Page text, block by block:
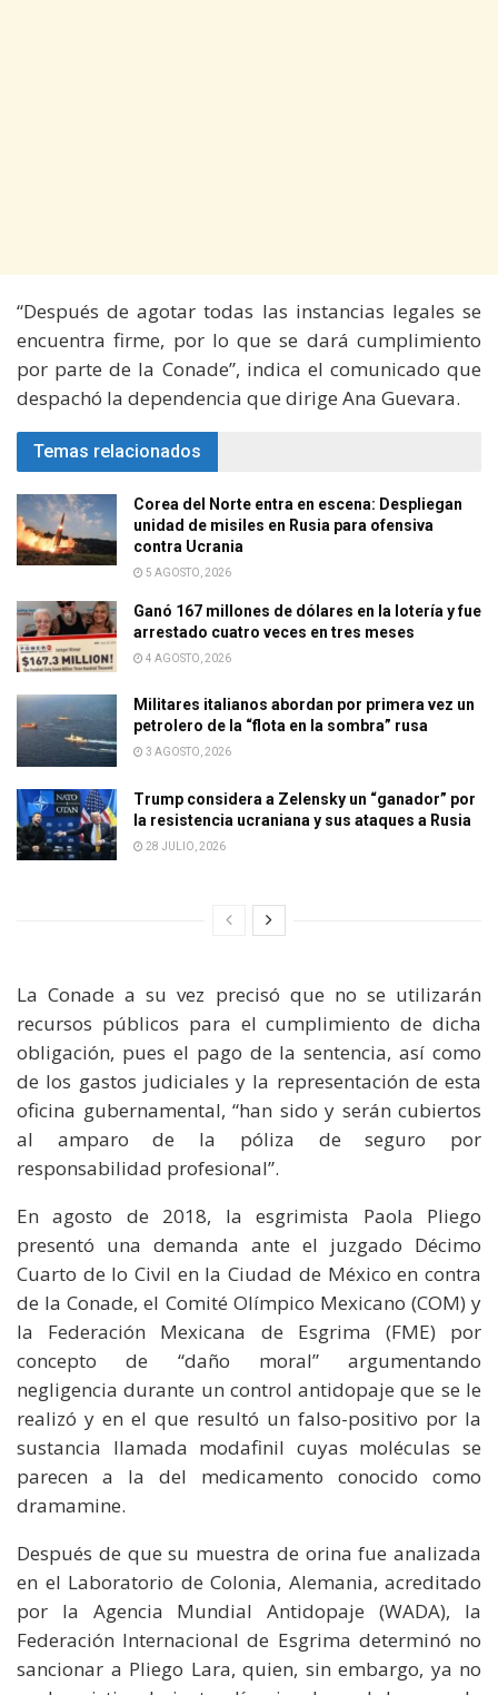
“Después de agotar todas las instancias legales se
encuentra firme, por lo que se dará cumplimiento
por parte de la Conade”, indica el comunicado que
despachó la dependencia que dirige Ana Guevara.
Temas relacionados
Corea del Norte entra en escena: Despliegan
unidad de misiles en Rusia para ofensiva
contra Ucrania
5 AGOSTO, 2026
Ganó 167 millones de dólares en la lotería y fue
arrestado cuatro veces en tres meses
4 AGOSTO, 2026
Militares italianos abordan por primera vez un
petrolero de la “flota en la sombra” rusa
3 AGOSTO, 2026
Trump considera a Zelensky un “ganador” por
la resistencia ucraniana y sus ataques a Rusia
28 JULIO, 2026
La Conade a su vez precisó que no se utilizarán
recursos públicos para el cumplimiento de dicha
obligación, pues el pago de la sentencia, así como
de los gastos judiciales y la representación de esta
oficina gubernamental, “han sido y serán cubiertos
al amparo de la póliza de seguro por
responsabilidad profesional”.
En agosto de 2018, la esgrimista Paola Pliego
presentó una demanda ante el juzgado Décimo
Cuarto de lo Civil en la Ciudad de México en contra
de la Conade, el Comité Olímpico Mexicano (COM) y
la Federación Mexicana de Esgrima (FME) por
concepto de “daño moral” argumentando
negligencia durante un control antidopaje que se le
realizó y en el que resultó un falso-positivo por la
sustancia llamada modafinil cuyas moléculas se
parecen a la del medicamento conocido como
dramamine.
Después de que su muestra de orina fue analizada
en el Laboratorio de Colonia, Alemania, acreditado
por la Agencia Mundial Antidopaje (WADA), la
Federación Internacional de Esgrima determinó no
sancionar a Pliego Lara, quien, sin embargo, ya no